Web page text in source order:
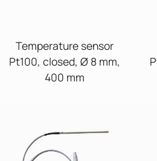
Temperature sensor
Pt100, closed, Ø 8 mm,
400 mm